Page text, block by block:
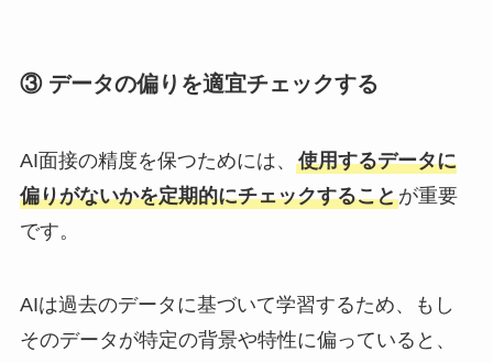
③ データの偏りを適宜チェックする
AI面接の精度を保つためには、 使用するデータに
偏りがないかを定期的にチェックすることが重要
です。
AIは過去のデータに基づいて学習するため、もし
そのデータが特定の背景や特性に偏っていると、